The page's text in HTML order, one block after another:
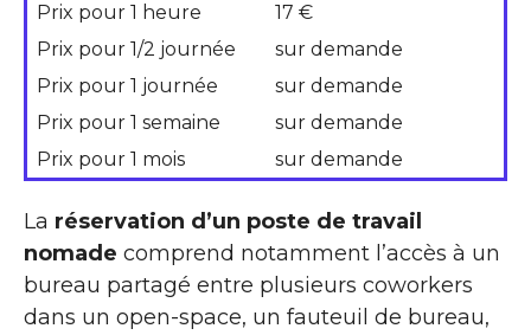
Prix pour 1 heure
17 €
Prix pour 1/2 journée
sur demande
Prix pour 1 journée
sur demande
Prix pour 1 semaine
sur demande
Prix pour 1 mois
sur demande
La réservation d’un poste de travail
nomade comprend notamment l’accès à un
bureau partagé entre plusieurs coworkers
dans un open-space, un fauteuil de bureau,